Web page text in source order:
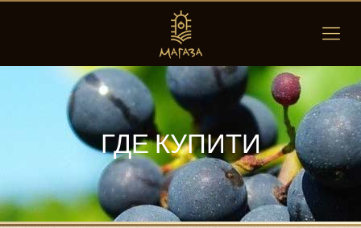
ГДЕ КУПИТИ